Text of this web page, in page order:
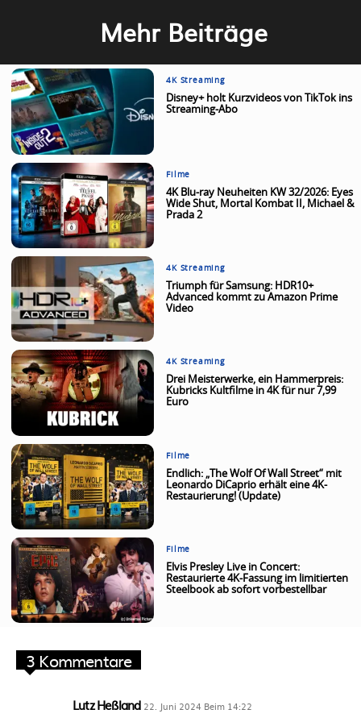
Mehr Beiträge
4K Streaming
Disney+ holt Kurzvideos von TikTok ins
Streaming-Abo
Filme
4K Blu-ray Neuheiten KW 32/2026: Eyes
Wide Shut, Mortal Kombat II, Michael &
Prada 2
4K Streaming
Triumph für Samsung: HDR10+
Advanced kommt zu Amazon Prime
Video
4K Streaming
Drei Meisterwerke, ein Hammerpreis:
Kubricks Kultfilme in 4K für nur 7,99
Euro
Filme
Endlich: „The Wolf Of Wall Street“ mit
Leonardo DiCaprio erhält eine 4K-
Restaurierung! (Update)
Filme
Elvis Presley Live in Concert:
Restaurierte 4K-Fassung im limitierten
Steelbook ab sofort vorbestellbar
3 Kommentare
Lutz Heßland 22. Juni 2024 Beim 14:22